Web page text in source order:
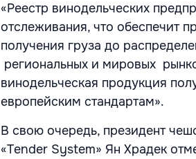
«Реестр винодельческих
отслеживания, что обеспечит
получения груза до
региональных и мировых
винодельческая продукция
европейским стандартам».
В свою очередь, президент
«Tender System» Ян Храдек